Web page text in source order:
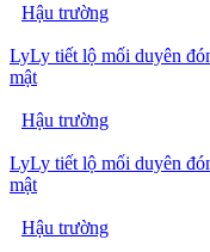
Hậu trường
LyLy tiết lộ mối duyên
mật
Hậu trường
LyLy tiết lộ mối duyên
mật
Hậu trường